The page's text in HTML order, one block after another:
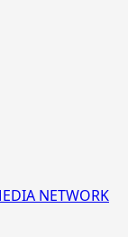
NETWORK